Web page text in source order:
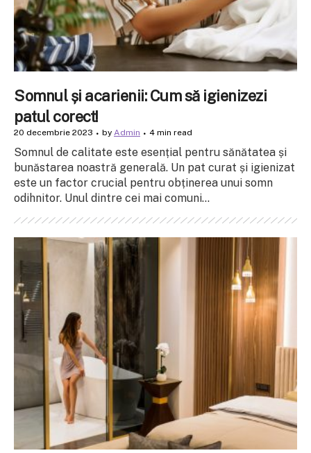
Somnul și acarienii: Cum să igienizezi
patul corect!
20 decembrie 2023 by Admin 4 min read
Somnul de calitate este esențial pentru sănătatea și
bunăstarea noastră generală. Un pat curat și igienizat
este un factor crucial pentru obținerea unui somn
odihnitor. Unul dintre cei mai comuni...